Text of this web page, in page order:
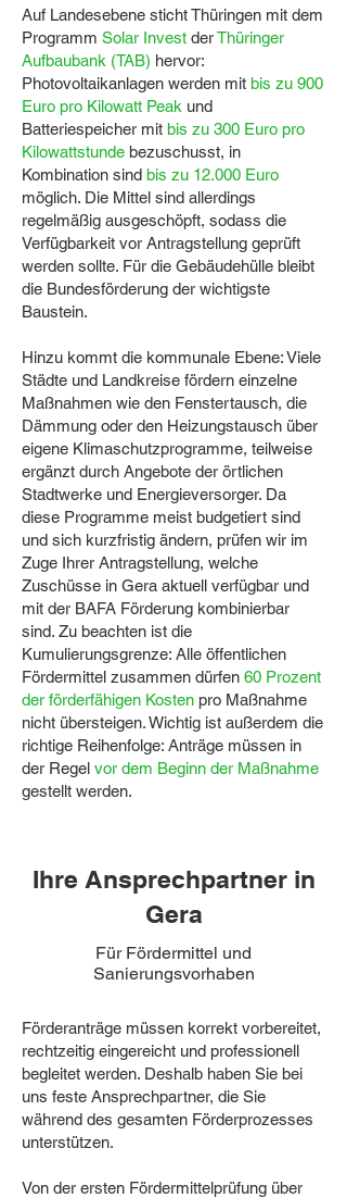
Auf Landesebene sticht Thüringen mit dem
Programm Solar Invest derThüringer
Aufbaubank (TAB) hervor:
Photovoltaikanlagen werden mit bis zu 900
Euro pro Kilowatt Peak und
Batteriespeicher mit bis zu 300 Euro pro
Kilowattstunde bezuschusst, in
Kombination sind bis zu 12.000 Euro
möglich. Die Mittel sind allerdings
regelmäßig ausgeschöpft, sodass die
Verfügbarkeit vor Antragstellung geprüft
werden sollte. Für die Gebäudehülle bleibt
die Bundesförderung der wichtigste
Baustein.
Hinzu kommt die kommunale Ebene: Viele
Städte und Landkreise fördern einzelne
Maßnahmen wie den Fenstertausch, die
Dämmung oder den Heizungstausch über
eigene Klimaschutzprogramme, teilweise
ergänzt durch Angebote der örtlichen
Stadtwerke und Energieversorger. Da
diese Programme meist budgetiert sind
und sich kurzfristig ändern, prüfen wir im
Zuge Ihrer Antragstellung, welche
Zuschüsse in Gera aktuell verfügbar und
mit der BAFA Förderung kombinierbar
sind. Zu beachten ist die
Kumulierungsgrenze: Alle öffentlichen
Fördermittel zusammen dürfen 60 Prozent
der förderfähigen Kosten pro Maßnahme
nicht übersteigen. Wichtig ist außerdem die
richtige Reihenfolge: Anträge müssen in
der Regel vor dem Beginn der Maßnahme
gestellt werden.
Ihre Ansprechpartner in
Gera
Für Fördermittel und
Sanierungsvorhaben
Förderanträge müssen korrekt vorbereitet,
rechtzeitig eingereicht und professionell
begleitet werden. Deshalb haben Sie bei
uns feste Ansprechpartner, die Sie
während des gesamten Förderprozesses
unterstützen.
Von der ersten Fördermittelprüfung über